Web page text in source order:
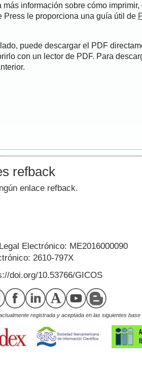
más información sobre cómo
Press le proporciona una guía útil de
puede descargar el PDF
con un lector de PDF. Para
refback
enlace refback.
Electrónico: ME2016000090
2610-797X
doi.org/10.53766/GICOS
registrada y aceptada en las siguientes